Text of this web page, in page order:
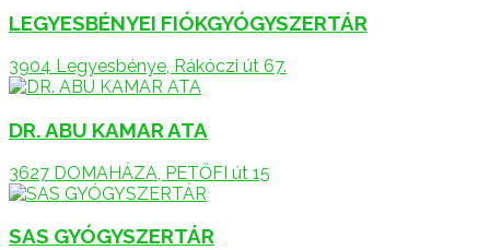
LEGYESBÉNYEI FIÓKGYÓGYSZERTÁR
3904 Legyesbénye, Rákóczi út 67.
DR. ABU KAMAR ATA
3627 DOMAHÁZA, PETŐFI út 15
SAS GYÓGYSZERTÁR